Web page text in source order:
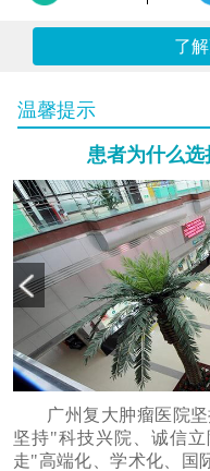
了
温馨提示
患者为什么选
广州复大肿瘤医院
坚持"科技兴院、诚信
走"高端化、学术化、国